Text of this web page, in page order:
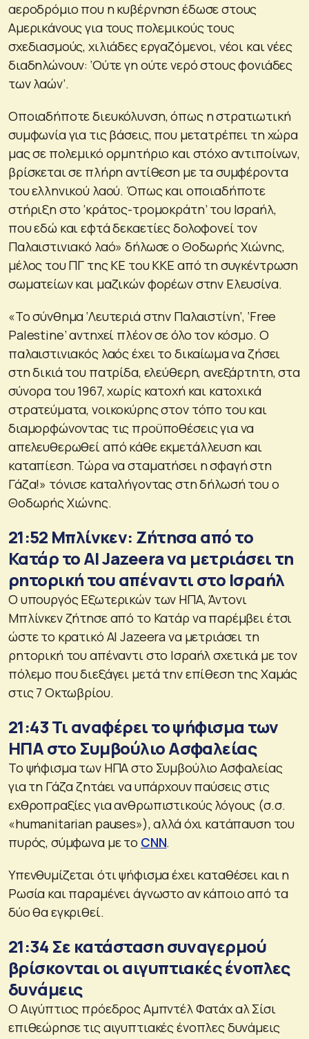
αεροδρόμιο που η κυβέρνηση έδωσε στους
Αμερικάνους για τους πολεμικούς τους
σχεδιασμούς, χιλιάδες εργαζόμενοι, νέοι και νέες
διαδηλώνουν: ‘Ούτε γη ούτε νερό στους φονιάδες
των λαών’.
Οποιαδήποτε διευκόλυνση, όπως η στρατιωτική
συμφωνία για τις βάσεις, που μετατρέπει τη χώρα
μας σε πολεμικό ορμητήριο και στόχο αντιποίνων,
βρίσκεται σε πλήρη αντίθεση με τα συμφέροντα
του ελληνικού λαού. Όπως και οποιαδήποτε
στήριξη στο ‘κράτος-τρομοκράτη’ του Ισραήλ,
που εδώ και εφτά δεκαετίες δολοφονεί τον
Παλαιστινιακό λαό» δήλωσε ο Θοδωρής Χιώνης,
μέλος του ΠΓ της ΚΕ του ΚΚΕ από τη συγκέντρωση
σωματείων και μαζικών φορέων στην Ελευσίνα.
«Το σύνθημα ‘Λευτεριά στην Παλαιστίνη’, ‘Free
Palestine’ αντηχεί πλέον σε όλο τον κόσμο. Ο
παλαιστινιακός λαός έχει το δικαίωμα να ζήσει
στη δικιά του πατρίδα, ελεύθερη, ανεξάρτητη, στα
σύνορα του 1967, χωρίς κατοχή και κατοχικά
στρατεύματα, νοικοκύρης στον τόπο του και
διαμορφώνοντας τις προϋποθέσεις για να
απελευθερωθεί από κάθε εκμετάλλευση και
καταπίεση. Τώρα να σταματήσει η σφαγή στη
Γάζα!» τόνισε καταλήγοντας στη δήλωσή του ο
Θοδωρής Χιώνης.
21:52 Μπλίνκεν: Ζήτησα από το
Κατάρ το Al Jazeera να μετριάσει τη
ρητορική του απέναντι στο Ισραήλ
Ο υπουργός Εξωτερικών των ΗΠΑ, Άντονι
Μπλίνκεν ζήτησε από το Κατάρ να παρέμβει έτσι
ώστε το κρατικό Al Jazeera να μετριάσει τη
ρητορική του απέναντι στο Ισραήλ σχετικά με τον
πόλεμο που διεξάγει μετά την επίθεση της Χαμάς
στις 7 Οκτωβρίου.
21:43 Τι αναφέρει το ψήφισμα των
ΗΠΑ στο Συμβούλιο Ασφαλείας
Το ψήφισμα των ΗΠΑ στο Συμβούλιο Ασφαλείας
για τη Γάζα ζητάει να υπάρχουν παύσεις στις
εχθροπραξίες για ανθρωπιστικούς λόγους (σ.σ.
«humanitarian pauses»), αλλά όχι κατάπαυση του
πυρός, σύμφωνα με το CNN.
Υπενθυμίζεται ότι ψήφισμα έχει καταθέσει και η
Ρωσία και παραμένει άγνωστο αν κάποιο από τα
δύο θα εγκριθεί.
21:34 Σε κατάσταση συναγερμού
βρίσκονται οι αιγυπτιακές ένοπλες
δυνάμεις
Ο Αιγύπτιος πρόεδρος Αμπντέλ Φατάχ αλ Σίσι
επιθεώρησε τις αιγυπτιακές ένοπλες δυνάμεις